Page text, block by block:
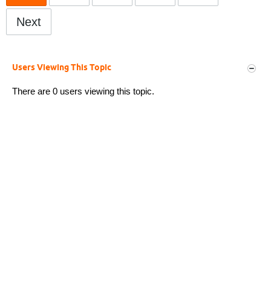
Next
Users Viewing This Topic
There are 0 users viewing this topic.